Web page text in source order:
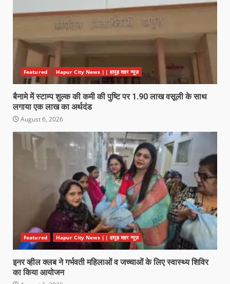
Featured Hapur City News || हापुड़ शहर न्यूज़
बैनामे में स्टाम्प शुल्क की कमी की पुष्टि पर 1.90 लाख वसूली के साथ
लगाया एक लाख का अर्थदंड
August 6, 2026
Featured Hapur City News || हापुड़ शहर न्यूज़
इनर व्हील क्लब ने गर्भवती महिलाओं व जच्चाओं के लिए स्वास्थ्य शिविर
का किया आयोजन